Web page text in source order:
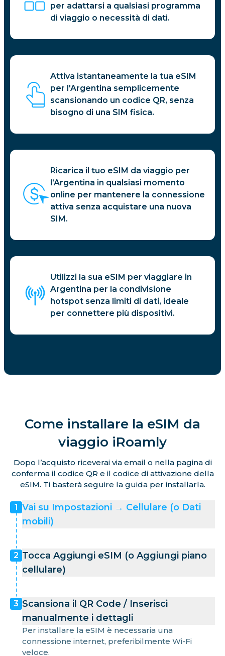
per adattarsi a qualsiasi programma
di viaggio o necessità di dati.
Attiva istantaneamente la tua eSIM
per l'Argentina semplicemente
scansionando un codice QR, senza
bisogno di una SIM fisica.
Ricarica il tuo eSIM da viaggio per
l’Argentina in qualsiasi momento
online per mantenere la connessione
attiva senza acquistare una nuova
SIM.
Utilizzi la sua eSIM per viaggiare in
Argentina per la condivisione
hotspot senza limiti di dati, ideale
per connettere più dispositivi.
Come installare la eSIM da
viaggio iRoamly
Dopo l’acquisto riceverai via email o nella pagina di
conferma il codice QR e il codice di attivazione della
eSIM. Ti basterà seguire la guida per installarla.
1 Vai su Impostazioni → Cellulare (o Dati
mobili)
2 Tocca Aggiungi eSIM (o Aggiungi piano
cellulare)
3 Scansiona il QR Code / Inserisci
manualmente i dettagli
Per installare la eSIM è necessaria una
connessione internet, preferibilmente Wi-Fi
veloce.